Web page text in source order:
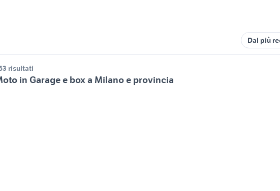
Dal più
risultati
in Garage e box a Milano e provincia